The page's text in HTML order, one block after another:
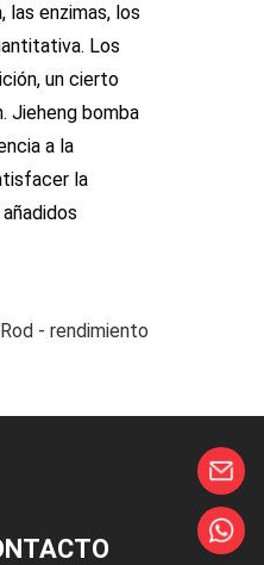
las enzimas, los
Los
un cierto
Jieheng bomba
a la
la
- rendimiento